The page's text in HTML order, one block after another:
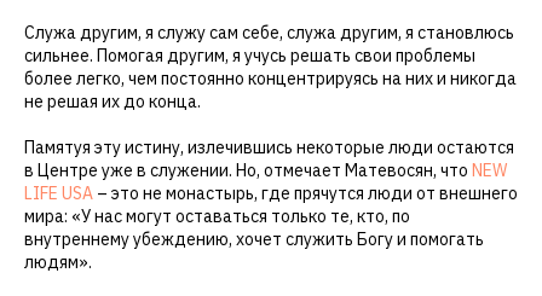
Служа другим, я служу сам себе, служа другим, я становлюсь
сильнее. Помогая другим, я учусь решать свои проблемы
более легко, чем постоянно концентрируясь на них и никогда
не решая их до конца.
Памятуя эту истину, излечившись некоторые люди остаются
в Центре уже в служении. Но, отмечает Матевосян, что NEW
LIFE USA – это не монастырь, где прячутся люди от внешнего
мира: «У нас могут оставаться только те, кто, по
внутреннему убеждению, хочет служить Богу и помогать
людям».